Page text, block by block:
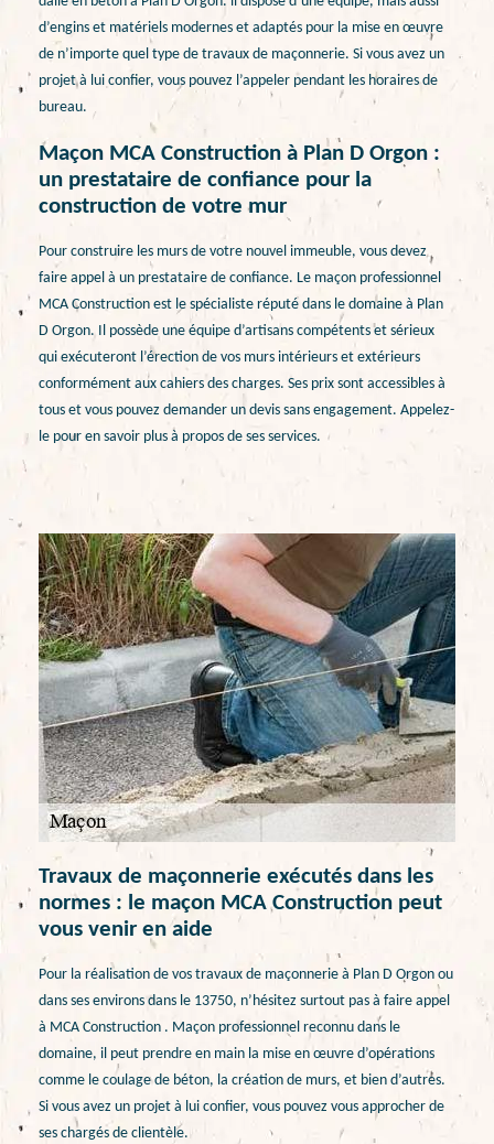
d’engins et matériels modernes et adaptés pour la mise en œuvre
de n’importe quel type de travaux de maçonnerie. Si vous avez un
projet à lui confier, vous pouvez l’appeler pendant les horaires de
bureau.
Maçon MCA Construction à Plan D Orgon :
un prestataire de confiance pour la
construction de votre mur
Pour construire les murs de votre nouvel immeuble, vous devez
faire appel à un prestataire de confiance. Le maçon professionnel
MCA Construction est le spécialiste réputé dans le domaine à Plan
D Orgon. Il possède une équipe d’artisans compétents et sérieux
qui exécuteront l’érection de vos murs intérieurs et extérieurs
conformément aux cahiers des charges. Ses prix sont accessibles à
tous et vous pouvez demander un devis sans engagement. Appelez-
le pour en savoir plus à propos de ses services.
Travaux de maçonnerie exécutés dans les
normes : le maçon MCA Construction peut
vous venir en aide
Pour la réalisation de vos travaux de maçonnerie à Plan D Orgon ou
dans ses environs dans le 13750, n’hésitez surtout pas à faire appel
à MCA Construction . Maçon professionnel reconnu dans le
domaine, il peut prendre en main la mise en œuvre d’opérations
comme le coulage de béton, la création de murs, et bien d’autres.
Si vous avez un projet à lui confier, vous pouvez vous approcher de
ses chargés de clientèle.